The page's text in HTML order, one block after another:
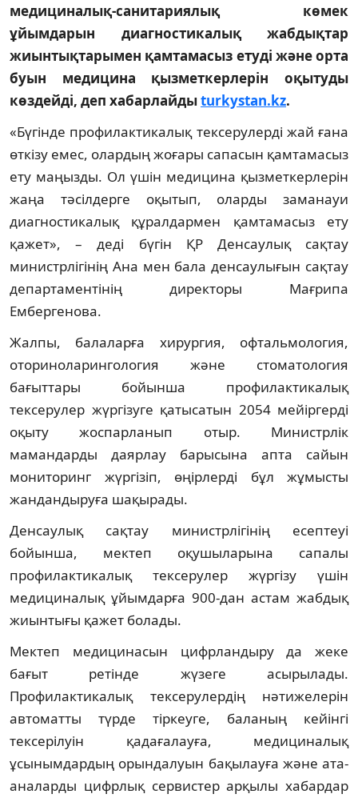
медициналық-санитариялық көмек
ұйымдарын диагностикалық жабдықтар
жиынтықтарымен қамтамасыз етуді және орта
буын медицина қызметкерлерін оқытуды
көздейді, деп хабарлайдыturkystan.kz.
«Бүгінде профилактикалық тексерулерді жай ғана
өткізу емес, олардың жоғары сапасын қамтамасыз
ету маңызды. Ол үшін медицина қызметкерлерін
жаңа тәсілдерге оқытып, оларды заманауи
диагностикалық құралдармен қамтамасыз ету
қажет», – деді бүгін ҚР Денсаулық сақтау
министрлігінің Ана мен бала денсаулығын сақтау
департаментінің директоры Мағрипа
Ембергенова.
Жалпы, балаларға хирургия, офтальмология,
оториноларингология және стоматология
бағыттары бойынша профилактикалық
тексерулер жүргізуге қатысатын 2054 мейіргерді
оқыту жоспарланып отыр. Министрлік
мамандарды даярлау барысына апта сайын
мониторинг жүргізіп, өңірлерді бұл жұмысты
жандандыруға шақырады.
Денсаулық сақтау министрлігінің есептеуі
бойынша, мектеп оқушыларына сапалы
профилактикалық тексерулер жүргізу үшін
медициналық ұйымдарға 900-дан астам жабдық
жиынтығы қажет болады.
Мектеп медицинасын цифрландыру да жеке
бағыт ретінде жүзеге асырылады.
Профилактикалық тексерулердің нәтижелерін
автоматты түрде тіркеуге, баланың кейінгі
тексерілуін қадағалауға, медициналық
ұсынымдардың орындалуын бақылауға және ата-
аналарды цифрлық сервистер арқылы хабардар